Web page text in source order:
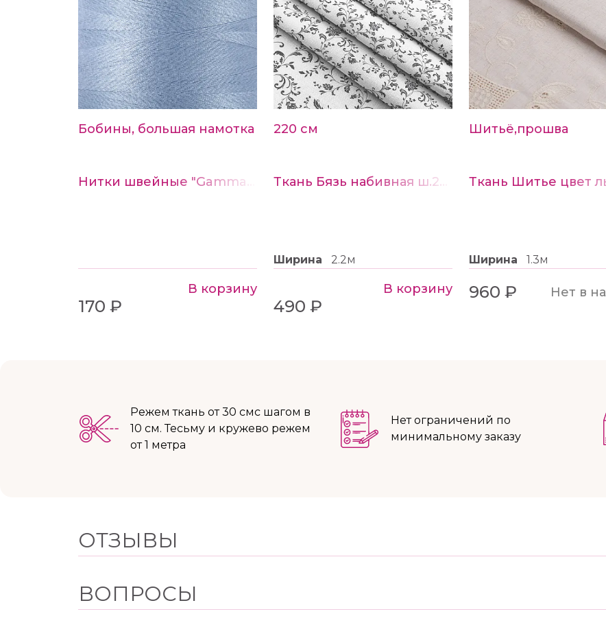
Бобины, большая намотка
170 ₽
В корзину
220 см
Ткань Бязь набивная ш.220см рис.21641-1
Ширина 2.2м
490 ₽
В корзину
Шитьё,прошва
Ткань Шитье цвет
Ширина 1.3м
960 ₽ Нет в
Режем ткань от 30 смс шагом в
10 см. Тесьму и кружево режем
от 1 метра
Нет ограничений по
минимальному заказу
ОТЗЫВЫ
ВОПРОСЫ